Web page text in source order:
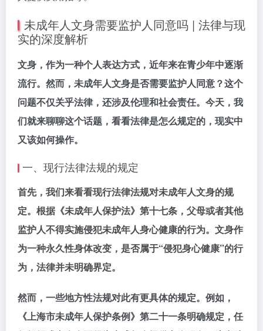
未成年人文身需要监护人同意吗 | 法律与现
实的深度解析
文身，作为一种个人表达方式，近年来在青少年中逐渐
流行。然而，未成年人文身是否需要监护人同意？这个
问题不仅关乎法律，还涉及伦理和社会责任。今天，我
们就来聊聊这个话题，看看法律是怎么规定的，现实中
又该如何操作。
一、现行法律法规的规定
首先，我们来看看现行法律法规对未成年人文身的规
定。根据《未成年人保护法》第十七条，父母或者其他
监护人不得实施侵犯未成年人身心健康的行为。文身作
为一种永久性身体改变，是否属于“侵犯身心健康”的行
为，法律并未明确界定。
然而，一些地方性法规对此有更具体的规定。例如，
《上海市未成年人保护条例》第二十一条明确规定，任